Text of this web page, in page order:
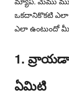
ఒకదానికొకటి ఎలా
ఎలా ఉంటుందో
1.
ఏమిటి